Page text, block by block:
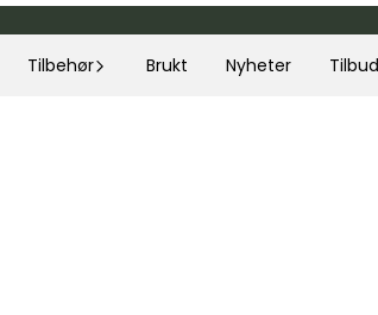
Tilbehør Brukt Nyheter Tilbud